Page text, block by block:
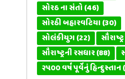
સોરઠ ના સંતો(46)
સોરઠી બહારવટિયા(30)
સોલંકીયુગ(22) સૌરાષ્ટ્ર
સૌરાષ્ટ્રની રસધાર(88)
૨૫૦૦ વર્ષ પૂર્વેનું હિન્દુસ્તાન